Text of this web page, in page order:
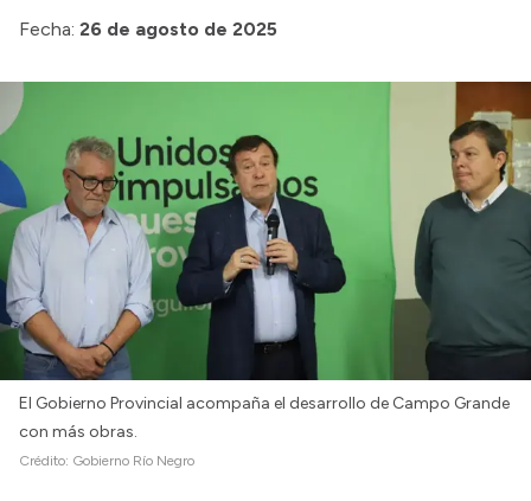
Fecha: 26 de agosto de 2025
El Gobierno Provincial acompaña el desarrollo de Campo Grande
con más obras.
Crédito: Gobierno Río Negro